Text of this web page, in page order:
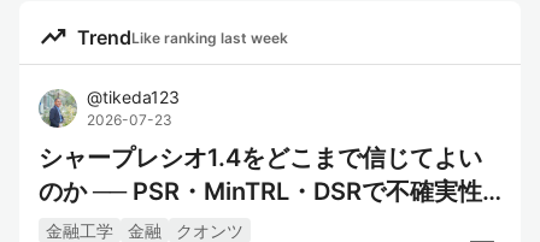
trending_up TrendLike ranking last week
@tikeda123
2026-07-23
シャープレシオ1.4をどこまで信じてよい
のか ── PSR・MinTRL・DSRで不確実性
を読む
金融工学 金融
クオンツ